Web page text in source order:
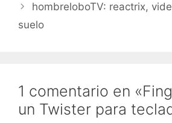
hombreloboTV: reactrix,
suelo
1 comentario en
un Twister para